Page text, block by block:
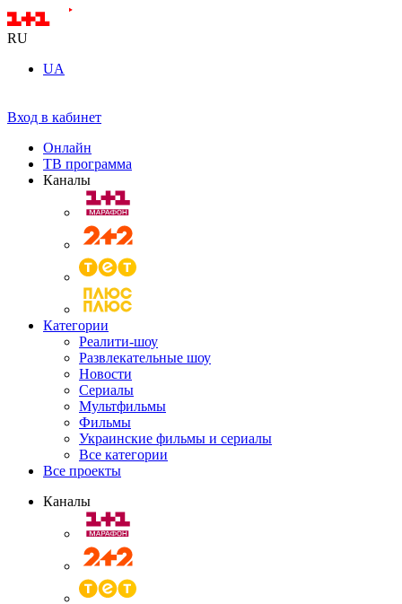
RU
UA
Вход в кабинет
Онлайн
ТВ программа
Каналы
Категории
Реалити-шоу
Развлекательные шоу
Новости
Сериалы
Мультфильмы
Фильмы
Украинские фильмы и сериалы
Все категории
Все проекты
Каналы